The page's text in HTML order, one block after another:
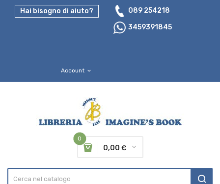
Hai bisogno di aiuto?
089 254218
3459391845
Account expand_more
0
0,00 €